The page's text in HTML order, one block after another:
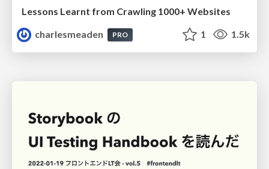
Lessons Learnt from Crawling 1000+ Websites
charlesmeaden
PRO 1 1.5k